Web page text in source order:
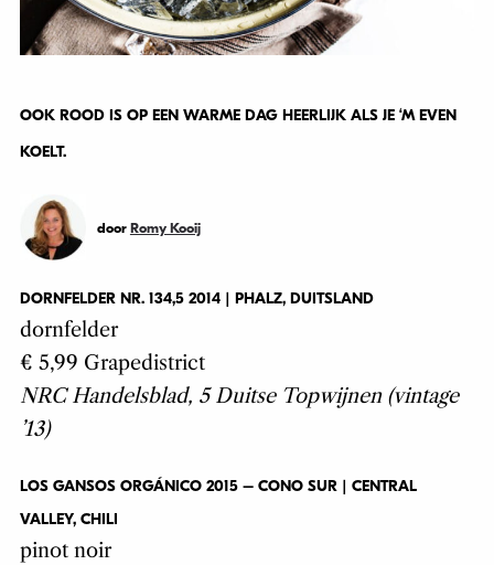
OOK ROOD IS OP EEN WARME DAG HEERLIJK ALS JE ‘M EVEN
KOELT.
door Romy Kooij
DORNFELDER NR. 134,5 2014 | PHALZ, DUITSLAND
dornfelder
€ 5,99 Grapedistrict
NRC Handelsblad, 5 Duitse Topwijnen (vintage
’13)
LOS GANSOS ORGÁNICO 2015 – CONO SUR | CENTRAL
VALLEY, CHILI
pinot noir